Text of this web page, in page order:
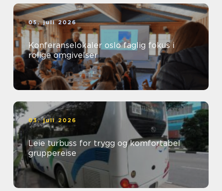
05. juli 2026
Konferanselokaler oslo faglig fokus i
rolige omgivelser
03. juli 2026
Leie turbuss for trygg og komfortabel
gruppereise